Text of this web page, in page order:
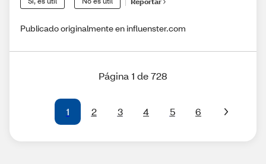
Publicado originalmente en influenster.com
Página 1 de 728
1 2 3 4 5 6